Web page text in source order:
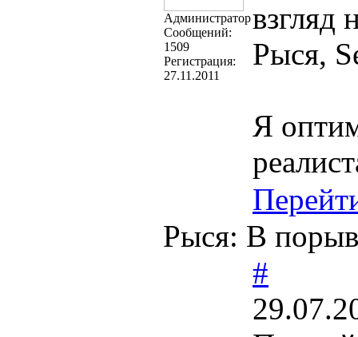
Администратор
Cообщений:
1509
Регистрация:
27.11.2011
взгляд
Рыся,
Я
Рыся: В
#